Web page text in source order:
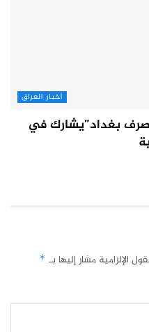
أخبار العراق
بغداد”يشارك في
الإلزامية مشار إليها بـ *